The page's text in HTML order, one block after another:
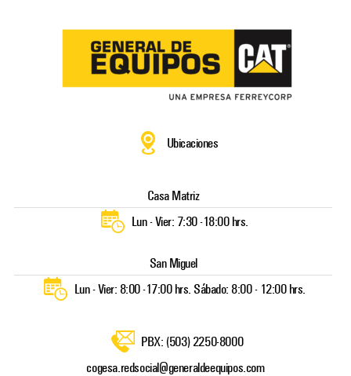
Ubicaciones
Casa Matriz
Lun - Vier: 7:30 -18:00 hrs.
San Miguel
Lun - Vier: 8:00 -17:00 hrs. Sábado: 8:00 - 12:00 hrs.
PBX: (503) 2250-8000
cogesa.redsocial@generaldeequipos.com